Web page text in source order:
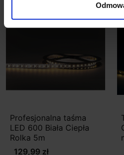
Profesjonalna taśma
LED 600 Biała Ciepła
Rolka 5m
129,99 zł